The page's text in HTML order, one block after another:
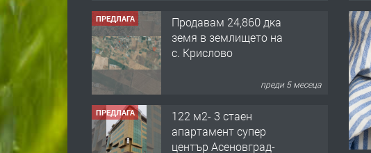
ПРЕДЛАГА
Продавам 24,860 дка
земя в землището на
с. Крислово
преди 5 месеца
ПРЕДЛАГА
122 м2- 3 стаен
апартамент супер
център Асеновград-